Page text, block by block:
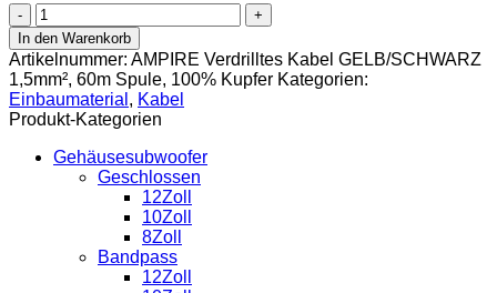
AMPIRE
Verdrilltes
Kabel
GELB/SCHWARZ
1,5mm²,
60m
Spule,
100%
Kupfer
In den Warenkorb
Artikelnummer: AMPIRE Verdrilltes Kabel GELB/SCHWARZ
1,5mm², 60m Spule, 100% Kupfer Kategorien:
Einbaumaterial , Kabel
Produkt-Kategorien
Gehäusesubwoofer
Geschlossen
12Zoll
10Zoll
8Zoll
Bandpass
12Zoll